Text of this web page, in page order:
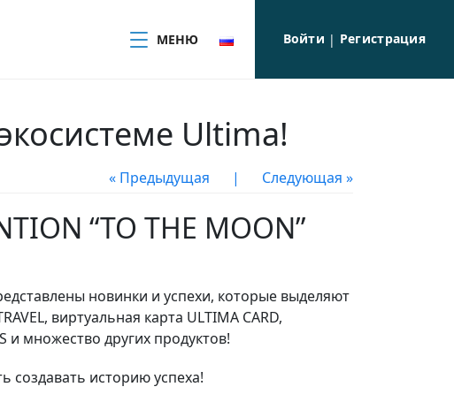
МЕНЮ Войти | Регистрация
Ultima!
« Предыдущая | Следующая »
“TO THE MOON”
новинки и успехи, которые выделяют
виртуальная карта ULTIMA CARD,
множество других продуктов!
историю успеха!